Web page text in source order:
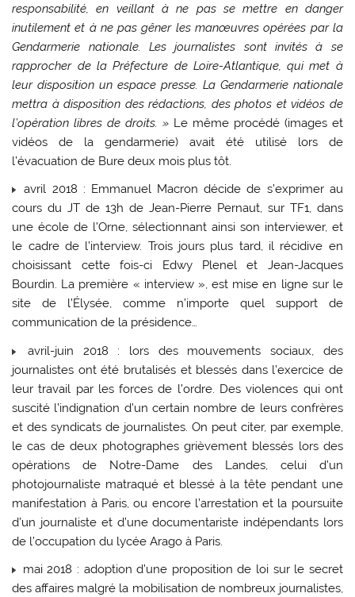
responsabilité, en veillant à ne pas se mettre en danger
inutilement et à ne pas gêner les manœuvres opérées par la
Gendarmerie nationale. Les journalistes sont invités à se
rapprocher de la Préfecture de Loire-Atlantique, qui met à
leur disposition un espace presse. La Gendarmerie nationale
mettra à disposition des rédactions, des photos et vidéos de
l’opération libres de droits. » Le même procédé (images et
vidéos de la gendarmerie) avait été utilisé lors de
l’évacuation de Bure deux mois plus tôt.
avril 2018 : Emmanuel Macron décide de s’exprimer au
cours du JT de 13h de Jean-Pierre Pernaut, sur TF1, dans
une école de l’Orne, sélectionnant ainsi son interviewer, et
le cadre de l’interview. Trois jours plus tard, il récidive en
choisissant cette fois-ci Edwy Plenel et Jean-Jacques
Bourdin. La première « interview », est mise en ligne sur le
site de l’Élysée, comme n’importe quel support de
communication de la présidence…
avril-juin 2018 : lors des mouvements sociaux, des
journalistes ont été brutalisés et blessés dans l’exercice de
leur travail par les forces de l’ordre. Des violences qui ont
suscité l’indignation d’un certain nombre de leurs confrères
et des syndicats de journalistes. On peut citer, par exemple,
le cas de deux photographes grièvement blessés lors des
opérations de Notre-Dame des Landes, celui d’un
photojournaliste matraqué et blessé à la tête pendant une
manifestation à Paris, ou encore l’arrestation et la poursuite
d’un journaliste et d’une documentariste indépendants lors
de l’occupation du lycée Arago à Paris.
mai 2018 : adoption d’une proposition de loi sur le secret
des affaires malgré la mobilisation de nombreux journalistes,